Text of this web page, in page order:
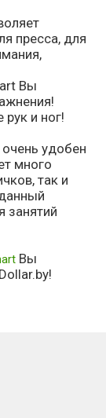
пресса, для
Вы
и ног!
удобен
много
так и
занятий
Вы